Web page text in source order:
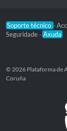
Soporte técnico -
Seguridade - Axuda
© 2026 Plataforma de
Coruña